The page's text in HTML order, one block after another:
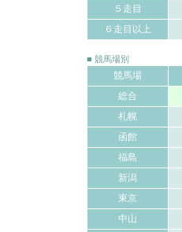
５走目
６走目以上
■ 競馬場別
競馬場
総合
札幌
函館
福島
新潟
東京
中山